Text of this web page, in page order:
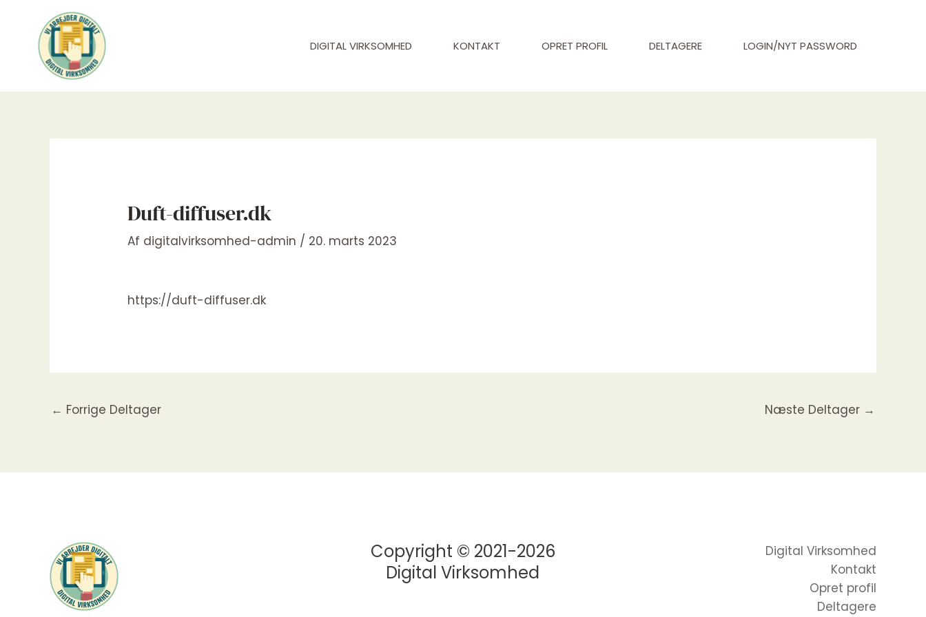
indholdet
DIGITAL VIRKSOMHED KONTAKT OPRET PROFIL DELTAGERE LOGIN/NYT PASSWORD
Duft-diffuser.dk
Af digitalvirksomhed-admin / 20. marts 2023
https://duft-diffuser.dk
← Forrige Deltager Næste Deltager →
Copyright © 2021-2026
Digital Virksomhed
Digital Virksomhed
Kontakt
Opret profil
Deltagere